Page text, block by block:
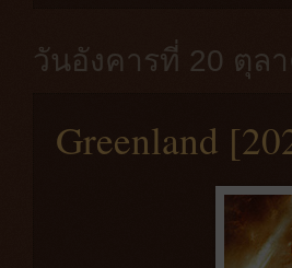
วันอังคารที่ 20 ตุล
Greenland